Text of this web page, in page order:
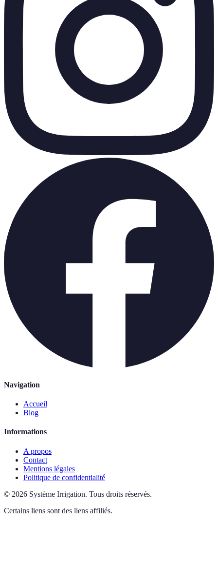
Navigation
Accueil
Blog
Informations
A propos
Contact
Mentions légales
Politique de confidentialité
© 2026 Système Irrigation. Tous droits réservés.
Certains liens sont des liens affiliés.